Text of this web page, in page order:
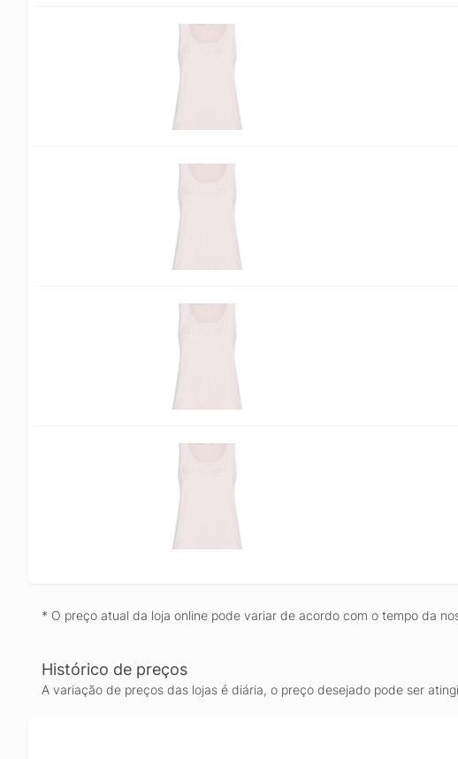
* O preço atual da loja online pode variar de acordo com o tempo da
Histórico de preços
A variação de preços das lojas é diária, o preço desejado pode ser